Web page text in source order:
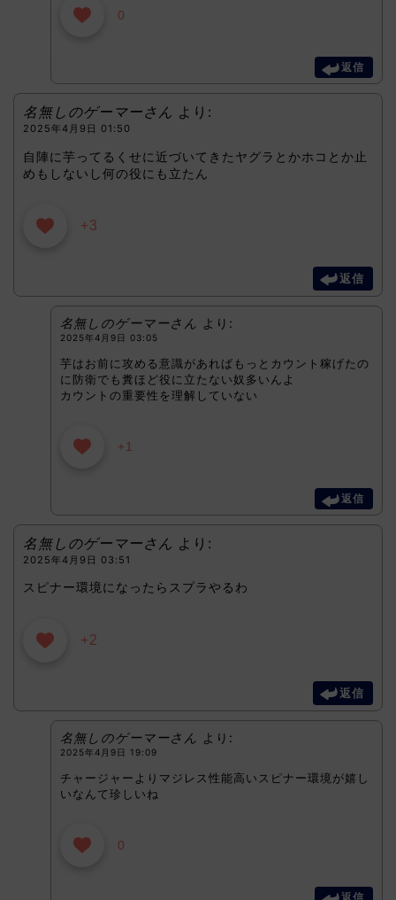
0
返信
名無しのゲーマーさん より:
2025年4月9日 01:50
自陣に芋ってるくせに近づいてきたヤグラとかホコとか止
めもしないし何の役にも立たん
+3
返信
名無しのゲーマーさん より:
2025年4月9日 03:05
芋はお前に攻める意識があればもっとカウント稼げたの
に防衛でも糞ほど役に立たない奴多いんよ
カウントの重要性を理解していない
+1
返信
名無しのゲーマーさん より:
2025年4月9日 03:51
スピナー環境になったらスプラやるわ
+2
返信
名無しのゲーマーさん より:
2025年4月9日 19:09
チャージャーよりマジレス性能高いスピナー環境が嬉し
いなんて珍しいね
0
返信